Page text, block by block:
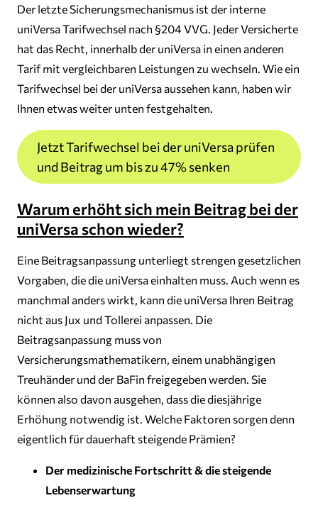
Der letzte Sicherungsmechanismus ist der interne
uniVersa Tarifwechsel nach §204 VVG. Jeder Versicherte
hat das Recht, innerhalb der uniVersa in einen anderen
Tarif mit vergleichbaren Leistungen zu wechseln. Wie ein
Tarifwechsel bei der uniVersa aussehen kann, haben wir
Ihnen etwas weiter unten festgehalten.
Jetzt Tarifwechsel bei der uniVersa prüfen
und Beitrag um bis zu 47% senken
Warum erhöht sich mein Beitrag bei der
uniVersa schon wieder?
Eine Beitragsanpassung unterliegt strengen gesetzlichen
Vorgaben, die die uniVersa einhalten muss. Auch wenn es
manchmal anders wirkt, kann die uniVersa Ihren Beitrag
nicht aus Jux und Tollerei anpassen. Die
Beitragsanpassung muss von
Versicherungsmathematikern, einem unabhängigen
Treuhänder und der BaFin freigegeben werden. Sie
können also davon ausgehen, dass die diesjährige
Erhöhung notwendig ist. Welche Faktoren sorgen denn
eigentlich für dauerhaft steigende Prämien?
Der medizinische Fortschritt & die steigende
Lebenserwartung